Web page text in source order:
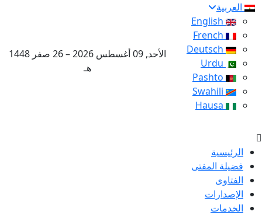
العربية
الأحد, 09 أغسطس 2026 – 26 صفر 1448
هـ
الرئيسية
فضيلة المفتى
الفتاوى
الإصدارات
الخدمات